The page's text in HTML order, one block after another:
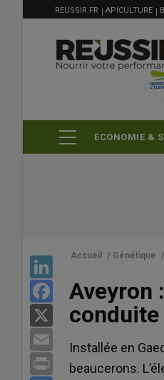
contenu
MENU
FILIÈRE
REUSSIR.FR APICULTURE
ECONOMIE &
Facebook
Print
Accueil / Génétique /
Aveyron
Installée en
beaucerons.